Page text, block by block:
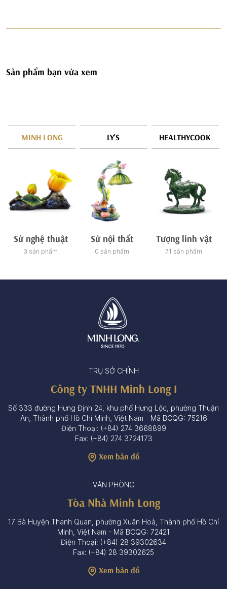
Sản phẩm bạn vừa xem
MINH LONG LY'S HEALTHYCOOK
Sứ nghệ thuật
3 sản phẩm
Sứ nội thất
0 sản phẩm
Tượng linh vật
71 sản phẩm
TRỤ SỞ CHÍNH
Công ty TNHH Minh Long I
Số 333 đường Hưng Định 24, khu phố Hưng Lộc, phường Thuận
An, Thành phố Hồ Chí Minh, Việt Nam - Mã BCQG: 75216
Điện Thoại: (+84) 274 3668899
Fax: (+84) 274 3724173
Xem bản đồ
VĂN PHÒNG
Tòa Nhà Minh Long
17 Bà Huyện Thanh Quan, phường Xuân Hoà, Thành phố Hồ Chí
Minh, Việt Nam - Mã BCQG: 72421
Điện Thoại: (+84) 28 39302634
Fax: (+84) 28 39302625
Xem bản đồ